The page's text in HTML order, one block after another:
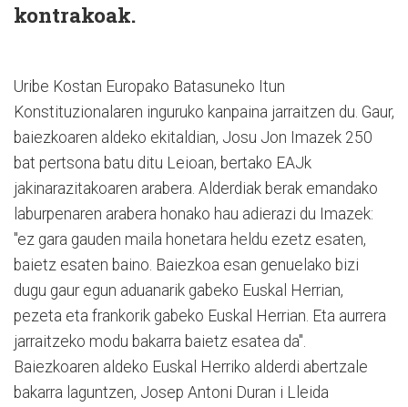
kontrakoak.
Uribe Kostan Europako Batasuneko Itun
Konstituzionalaren inguruko kanpaina jarraitzen du. Gaur,
baiezkoaren aldeko ekitaldian, Josu Jon Imazek 250
bat pertsona batu ditu Leioan, bertako EAJk
jakinarazitakoaren arabera. Alderdiak berak emandako
laburpenaren arabera honako hau adierazi du Imazek:
"ez gara gauden maila honetara heldu ezetz esaten,
baietz esaten baino. Baiezkoa esan genuelako bizi
dugu gaur egun aduanarik gabeko Euskal Herrian,
pezeta eta frankorik gabeko Euskal Herrian. Eta aurrera
jarraitzeko modu bakarra baietz esatea da".
Baiezkoaren aldeko Euskal Herriko alderdi abertzale
bakarra laguntzen, Josep Antoni Duran i Lleida